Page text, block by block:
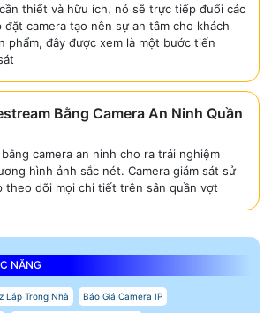
thiết và hữu ích, nó sẽ trực tiếp đuổi các
đặt camera tạo nên sự an tâm cho khách
phẩm, đây được xem là một bước tiến
Bằng Camera An Ninh Quần
camera an ninh cho ra trải nghiệm
hình ảnh sắc nét. Camera giám sát sử
theo dõi mọi chi tiết trên sân quần vợt
NĂNG
Lắp Trong Nhà Báo Giá Camera IP